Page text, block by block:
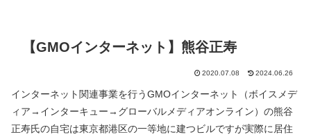
【GMOインターネット】熊谷正寿
2020.07.08 2024.06.26
インターネット関連事業を行うGMOインターネット（ボイスメデ
ィア→インターキュー→グローバルメディアオンライン）の熊谷
正寿氏の自宅は東京都港区の一等地に建つビルですが実際に居住